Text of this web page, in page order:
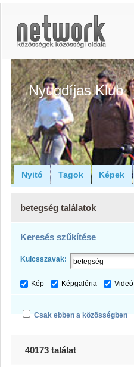
Nyugdíjas Klub
Nyitó Tagok Képek
betegség találatok
Keresés szűkítése
Kulcsszavak:
Kép Képgaléria Videó
Csak ebben a közösségben
40173 találat